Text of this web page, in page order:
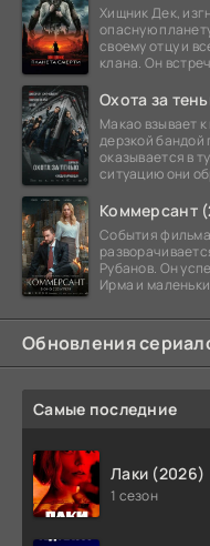
Хищник Дек,
опасную
своему отцу и
клана. Он
Охота за
Макао взывает
дерзкой
оказывается в
ситуацию они
Коммерсант
События
Рубанов. Он
Ирма и
Обновления
Самые последние
Лаки (2026)
1 сезон